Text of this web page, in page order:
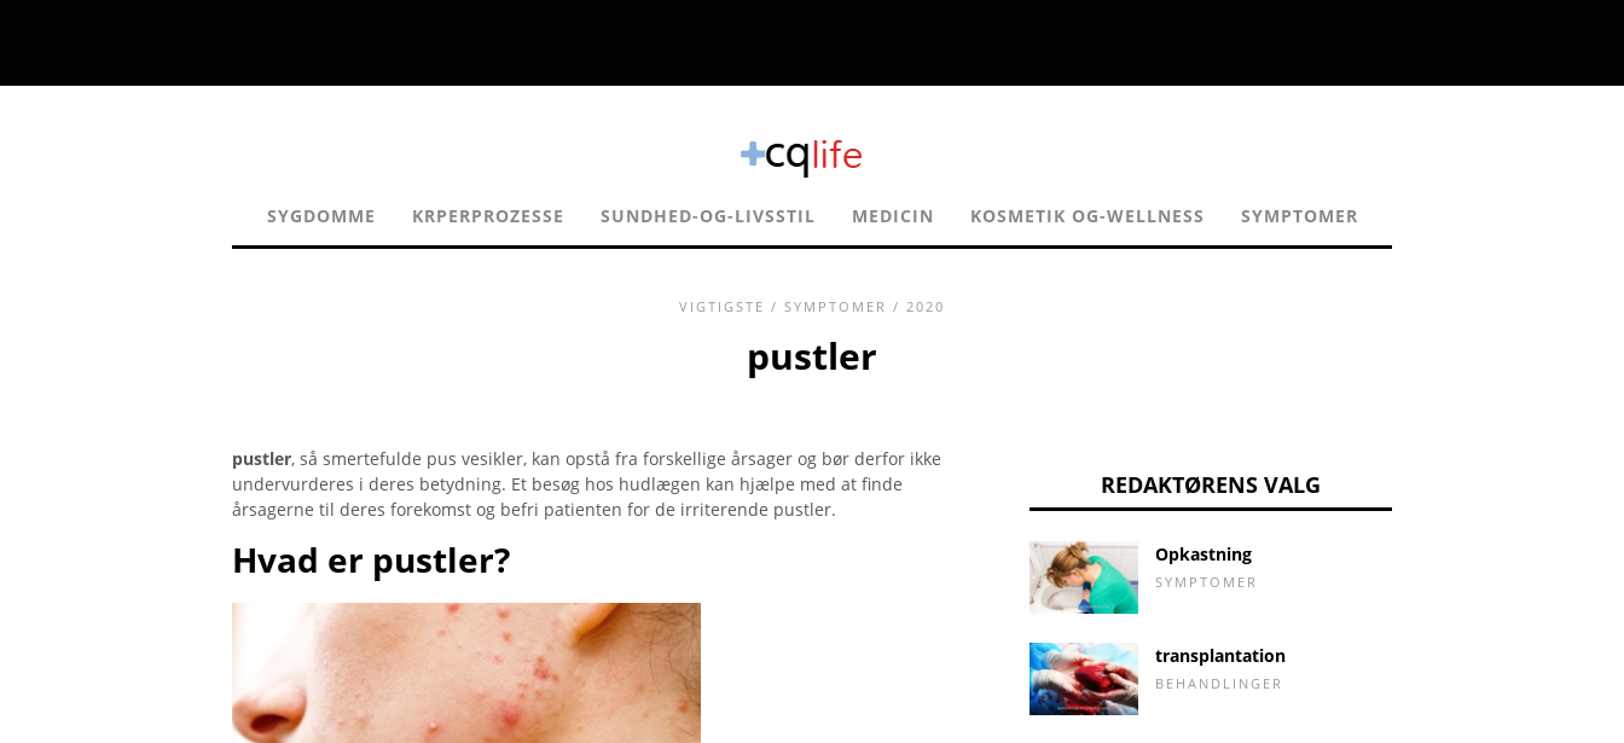
SYGDOMME KRPERPROZESSE SUNDHED-OG-LIVSSTIL MEDICIN KOSMETIK OG-WELLNESS SYMPTOMER
VIGTIGSTE / SYMPTOMER / 2020
pustler
pustler, så smertefulde pus vesikler, kan opstå fra forskellige årsager og bør derfor ikke
undervurderes i deres betydning. Et besøg hos hudlægen kan hjælpe med at finde
årsagerne til deres forekomst og befri patienten for de irriterende pustler.
Hvad er pustler?
REDAKTØRENS VALG
Opkastning
SYMPTOMER
transplantation
BEHANDLINGER